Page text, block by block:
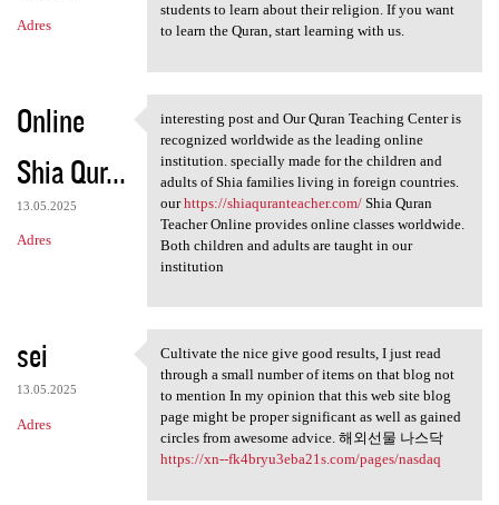
Adres
students to learn about their religion. If you want
to learn the Quran, start learning with us.
Online
Shia Qur...
13.05.2025
Adres
interesting post and Our
interesting post and Our Quran Teaching Center is
recognized worldwide as the leading online
institution. specially made for the children and
adults of Shia families living in foreign countries.
ourhttps://shiaquranteacher.com/Shia Quran
Teacher Online provides online classes worldwide.
Both children and adults are taught in our
institution
sei
13.05.2025
Adres
Cultivate the nice give good
Cultivate the nice give good results, I just read
through a small number of items on that blog not
to mention In my opinion that this web site blog
page might be proper significant as well as gained
circles from awesome advice. 해외선물 나스닥
https://xn--fk4bryu3eba21s.com/pages/nasdaq